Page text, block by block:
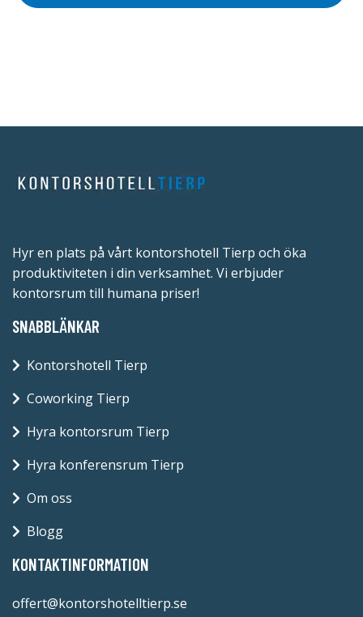
Hyr en plats på vårt kontorshotell Tierp och öka
produktiviteten i din verksamhet. Vi erbjuder
kontorsrum till humana priser!
SNABBLÄNKAR
Kontorshotell Tierp
Coworking Tierp
Hyra kontorsrum Tierp
Hyra konferensrum Tierp
Om oss
Blogg
KONTAKTINFORMATION
offert@kontorshotelltierp.se